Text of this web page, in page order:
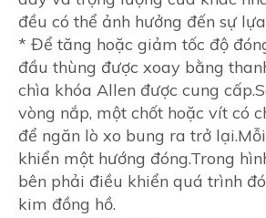
đều có thể ảnh hưởng đến sự
* Để tăng hoặc giảm tốc độ
đầu thùng được xoay bằng
chìa khóa Allen được cung
vòng nắp, một chốt hoặc vít có
để ngăn lò xo bung ra trở
khiển một hướng đóng.Trong
bên phải điều khiển quá trình
kim đồng hồ.